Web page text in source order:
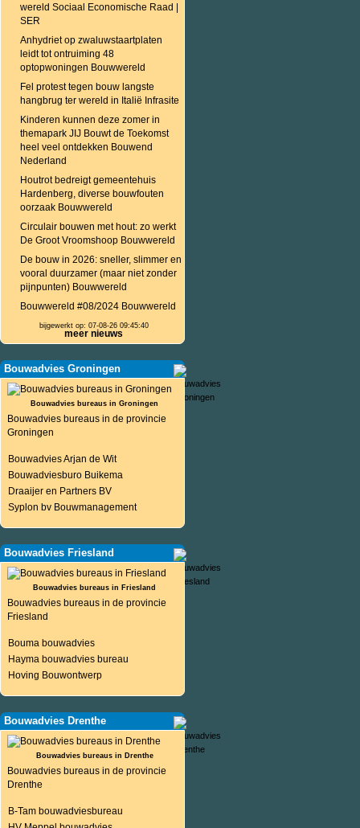
wereld Sociaal Economische Raad |
SER
Anhydriet op zwaluwstaartplaten
leidt tot ontruiming 48
optopwoningen Bouwwereld
Fel protest tegen bouw langste
hangbrug ter wereld in Italië Infrasite
Kinderen kunnen deze zomer in
themapark JIJ Bouwt de Toekomst
heel veel ontdekken Bouwend
Nederland
Houtrot bedreigt gemeentehuis
Hardenberg, diverse bouwfouten
oorzaak Bouwwereld
Circulair bouwen met hout: zo werkt
De Groot Vroomshoop Bouwwereld
De bouw in 2026: sneller, slimmer en
vooral duurzamer (maar niet zonder
pijnpunten) Bouwwereld
Bouwwereld #08/2024 Bouwwereld
bijgewerkt op: 07-08-26 09:45:40
meer nieuws
Bouwadvies Groningen
Bouwadvies bureaus in Groningen
Bouwadvies bureaus in de provincie
Groningen
Bouwadvies Arjan de Wit
Bouwadviesburo Buikema
Draaijer en Partners BV
Syplon bv Bouwmanagement
Bouwadvies Friesland
Bouwadvies bureaus in Friesland
Bouwadvies bureaus in de provincie
Friesland
Bouma bouwadvies
Hayma bouwadvies bureau
Hoving Bouwontwerp
Bouwadvies Drenthe
Bouwadvies bureaus in Drenthe
Bouwadvies bureaus in de provincie
Drenthe
B-Tam bouwadviesbureau